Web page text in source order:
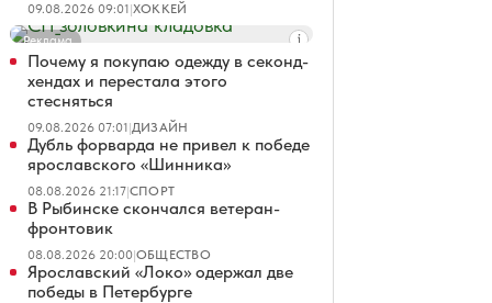
09.08.2026 09:01|ХОККЕЙ
Реклама
Почему я покупаю одежду в секонд-
хендах и перестала этого
стесняться
09.08.2026 07:01|ДИЗАЙН
Дубль форварда не привел к победе
ярославского «Шинника»
08.08.2026 21:17|СПОРТ
В Рыбинске скончался ветеран-
фронтовик
08.08.2026 20:00|ОБЩЕСТВО
Ярославский «Локо» одержал две
победы в Петербурге